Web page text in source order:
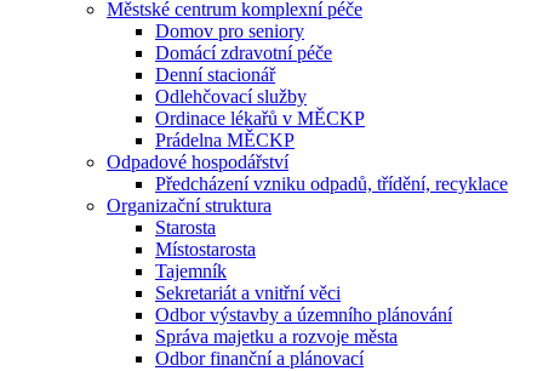
Městské centrum komplexní péče
Domov pro seniory
Domácí zdravotní péče
Denní stacionář
Odlehčovací služby
Ordinace lékařů v MĚCKP
Prádelna MĚCKP
Odpadové hospodářství
Předcházení vzniku odpadů, třídění, recyklace
Organizační struktura
Starosta
Místostarosta
Tajemník
Sekretariát a vnitřní věci
Odbor výstavby a územního plánování
Správa majetku a rozvoje města
Odbor finanční a plánovací